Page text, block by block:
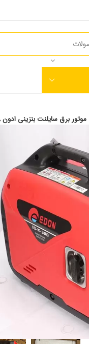
موتور برق سایلنت بنزینی ادون 3/8 کیلووات مدل ED-IG-3800